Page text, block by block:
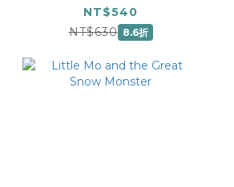
learn in nature
NT$540
NT$630 8.6折